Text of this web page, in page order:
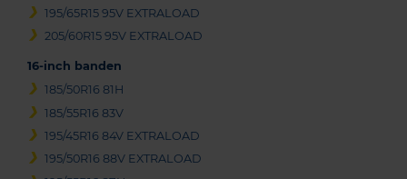
195/65R15 95V EXTRALOAD
205/60R15 95V EXTRALOAD
16-inch banden
185/50R16 81H
185/55R16 83V
195/45R16 84V EXTRALOAD
195/50R16 88V EXTRALOAD